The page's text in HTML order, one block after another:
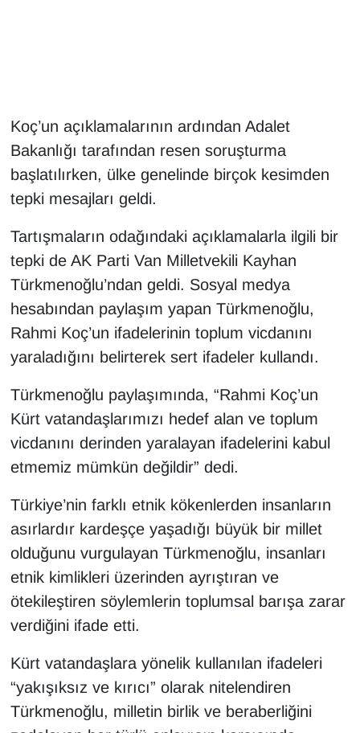
Koç’un açıklamalarının ardından Adalet
Bakanlığı tarafından resen soruşturma
başlatılırken, ülke genelinde birçok kesimden
tepki mesajları geldi.
Tartışmaların odağındaki açıklamalarla ilgili bir
tepki de AK Parti Van Milletvekili Kayhan
Türkmenoğlu’ndan geldi. Sosyal medya
hesabından paylaşım yapan Türkmenoğlu,
Rahmi Koç’un ifadelerinin toplum vicdanını
yaraladığını belirterek sert ifadeler kullandı.
Türkmenoğlu paylaşımında, “Rahmi Koç’un
Kürt vatandaşlarımızı hedef alan ve toplum
vicdanını derinden yaralayan ifadelerini kabul
etmemiz mümkün değildir” dedi.
Türkiye’nin farklı etnik kökenlerden insanların
asırlardır kardeşçe yaşadığı büyük bir millet
olduğunu vurgulayan Türkmenoğlu, insanları
etnik kimlikleri üzerinden ayrıştıran ve
ötekileştiren söylemlerin toplumsal barışa zarar
verdiğini ifade etti.
Kürt vatandaşlara yönelik kullanılan ifadeleri
“yakışıksız ve kırıcı” olarak nitelendiren
Türkmenoğlu, milletin birlik ve beraberliğini
HABERDE İNSAN
İngilizce
Kadın
Kamu Alımları
Kim Kimdir?
Kültür & Sanat
KURDÎ
MAGAZİN
MEDYA
POLİTİKA
Resmi İlanlar
RÖPORTAJ
Seri İlan